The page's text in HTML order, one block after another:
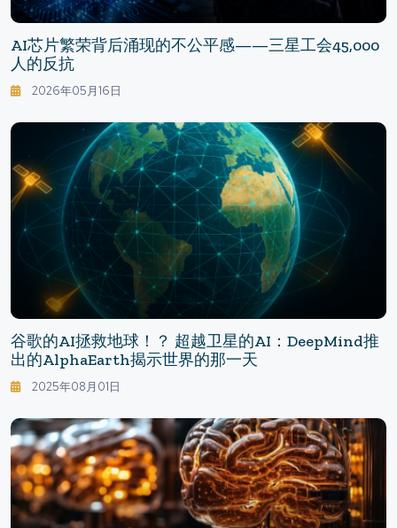
AI芯片繁荣背后涌现的不公平感——三星工会45,000
人的反抗
2026年05月16日
谷歌的AI拯救地球！？ 超越卫星的AI：DeepMind推
出的AlphaEarth揭示世界的那一天
2025年08月01日